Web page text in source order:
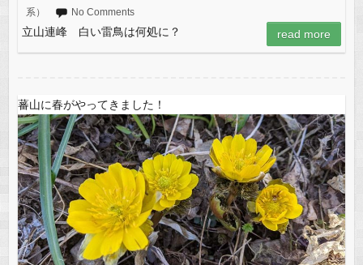
系）
No Comments
立山連峰 白い雷鳥は何処に？ read more
蕃山に春がやってきました！